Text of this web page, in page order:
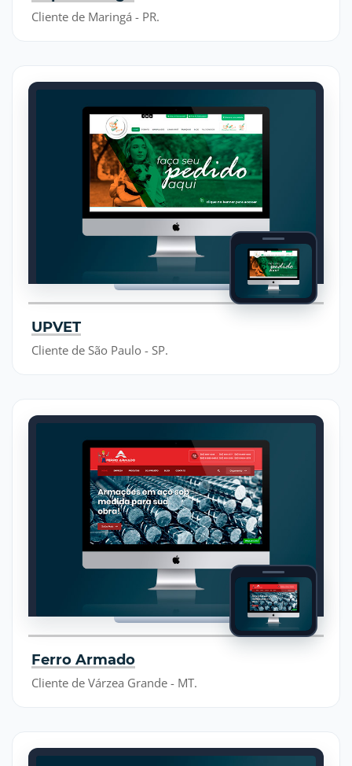
Cliente de Maringá - PR.
UPVET
Cliente de São Paulo - SP.
Ferro Armado
Cliente de Várzea Grande - MT.